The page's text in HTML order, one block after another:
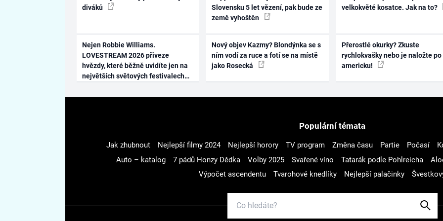
diváků
Nejen Robbie Williams.
LOVESTREAM 2026 přiveze
hvězdy, které běžně uvidíte jen na
největších světových festivalech
Slovensku 5 let vězení, pak bude ze
země vyhoštěn
Nový objev Kazmy? Blondýnka se s
ním vodí za ruce a fotí se na místě
jako Rosecká
velkokvěté kosatce. Jak na to?
Přerostlé okurky? Zkuste
rychlokvašky nebo je naložte po
americku!
Populární témata
Jak zhubnout Nejlepší filmy 2024 Nejlepší horory TV program Změna času Partie Počasí
Auto – katalog
7 pádů Honzy Dědka Volby 2025 Svařené víno Tatarák podle Pohlreicha
Výpočet ascendentu
Tvarohové knedlíky Nejlepší palačinky